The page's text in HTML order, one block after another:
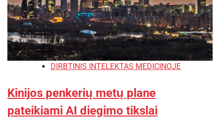
DIRBTINIS INTELEKTAS MEDICINOJE
Kinijos penkerių metų plane
pateikiami AI diegimo tikslai